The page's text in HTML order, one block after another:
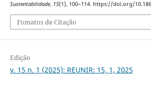
Sustentabilidade, 15(1), 100–114. https://doi.org/
Fomatos de Citação
Edição
v. 15 n. 1 (2025): REUNIR: 15, 1, 2025